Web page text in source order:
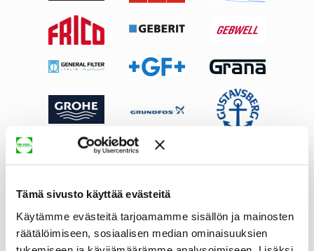
Tämä sivusto käyttää evästeitä
Käytämme evästeitä tarjoamamme sisällön ja mainosten
räätälöimiseen, sosiaalisen median ominaisuuksien